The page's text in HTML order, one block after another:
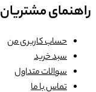
راهنمای مشتریان
حساب کاربری من
سبد خرید
سوالات متداول
تماس با ما